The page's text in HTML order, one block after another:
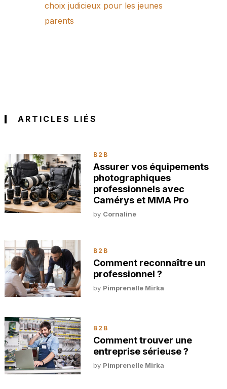
choix judicieux pour les jeunes
parents
ARTICLES LIÉS
B2B
Assurer vos équipements
photographiques
professionnels avec
Camérys et MMA Pro
by Cornaline
B2B
Comment reconnaître un
professionnel ?
by Pimprenelle Mirka
B2B
Comment trouver une
entreprise sérieuse ?
by Pimprenelle Mirka